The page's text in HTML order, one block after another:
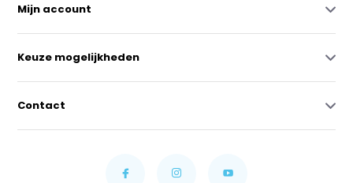
Mijn account
Keuze mogelijkheden
Contact